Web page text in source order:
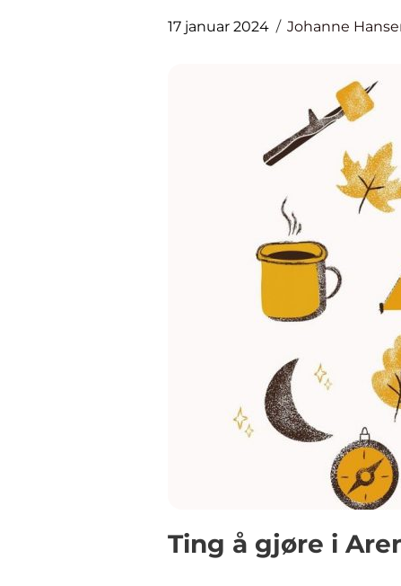
17 januar 2024 Johanne
Ting å gjøre i